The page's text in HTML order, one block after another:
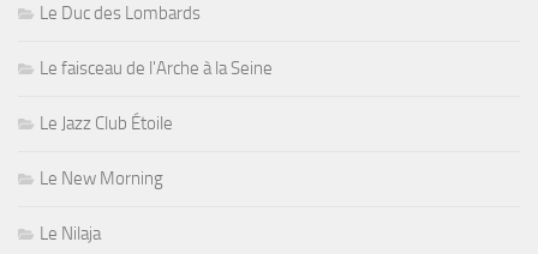
Le Duc des Lombards
Le faisceau de l'Arche à la Seine
Le Jazz Club Étoile
Le New Morning
Le Nilaja